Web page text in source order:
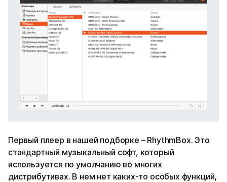
Первый плеер в нашей подборке – RhythmBox. Это
стандартный музыкальный софт, который
используется по умолчанию во многих
дистрибутивах. В нем нет каких-то особых функций,